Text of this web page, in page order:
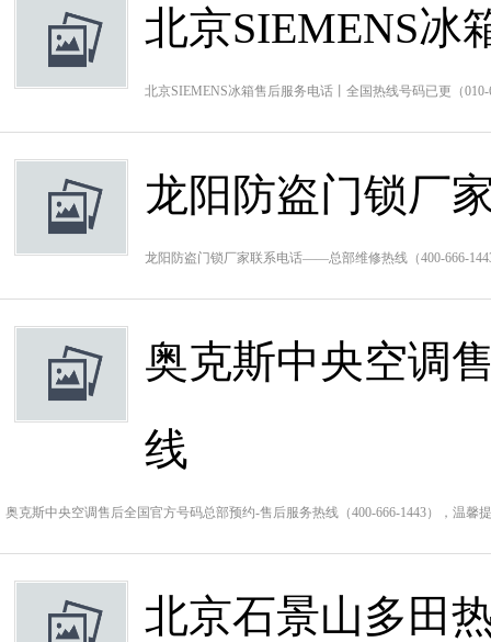
北京SIEMENS冰
北京SIEMENS冰箱售后服务电话丨全国热线号码已更（
龙阳防盗门锁厂
龙阳防盗门锁厂家联系电话——总部维修热线（400-666-
奥克斯中央空调
线
奥克斯中央空调售后全国官方号码总部预约-售后服务热线（400-666-1443），温馨
北京石景山多田